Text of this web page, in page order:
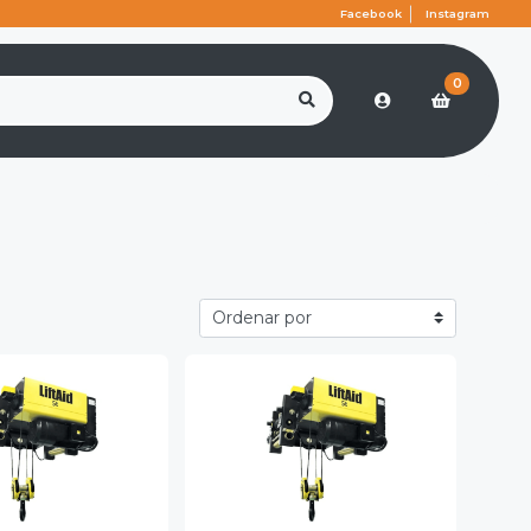
Facebook Instagram
0